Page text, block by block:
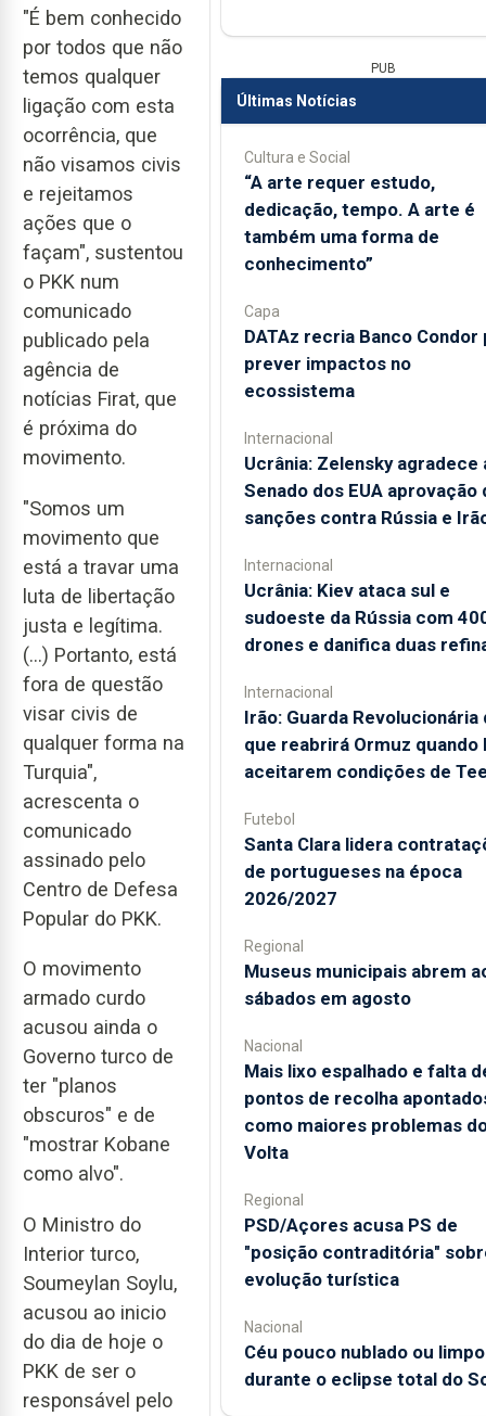
"É bem conhecido
por todos que não
temos qualquer
ligação com esta
ocorrência, que
não visamos civis
e rejeitamos
ações que o
façam", sustentou
o PKK num
comunicado
publicado pela
agência de
notícias Firat, que
é próxima do
movimento.
"Somos um
movimento que
está a travar uma
luta de libertação
justa e legítima.
(...) Portanto, está
fora de questão
visar civis de
qualquer forma na
Turquia",
acrescenta o
comunicado
assinado pelo
Centro de Defesa
Popular do PKK.
O movimento
armado curdo
acusou ainda o
Governo turco de
ter "planos
obscuros" e de
"mostrar Kobane
como alvo".
O Ministro do
Interior turco,
Soumeylan Soylu,
acusou ao inicio
do dia de hoje o
PKK de ser o
responsável pelo
PUB
Últimas Notícias
Cultura e Social
“A arte requer estudo,
dedicação, tempo. A arte é
também uma forma de
conhecimento”
Capa
DATAz recria Banco Condor
prever impactos no
ecossistema
Internacional
Ucrânia: Zelensky agradece
Senado dos EUA aprovação
sanções contra Rússia e
Internacional
Ucrânia: Kiev ataca sul e
sudoeste da Rússia com
drones e danifica duas
Internacional
Irão: Guarda Revolucionária
que reabrirá Ormuz quando
aceitarem condições de
Futebol
Santa Clara lidera
de portugueses na época
2026/2027
Regional
Museus municipais abrem
sábados em agosto
Nacional
Mais lixo espalhado e falta
pontos de recolha
como maiores problemas
Volta
Regional
PSD/Açores acusa PS de
"posição contraditória"
evolução turística
Nacional
Céu pouco nublado ou limpo
durante o eclipse total do